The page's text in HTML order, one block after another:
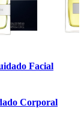
Facial
Corporal